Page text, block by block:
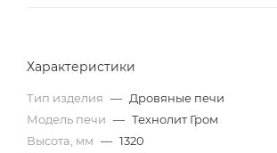
Характеристики
Тип изделия — Дровяные печи
Модель печи — Технолит Гром
Высота, мм — 1320